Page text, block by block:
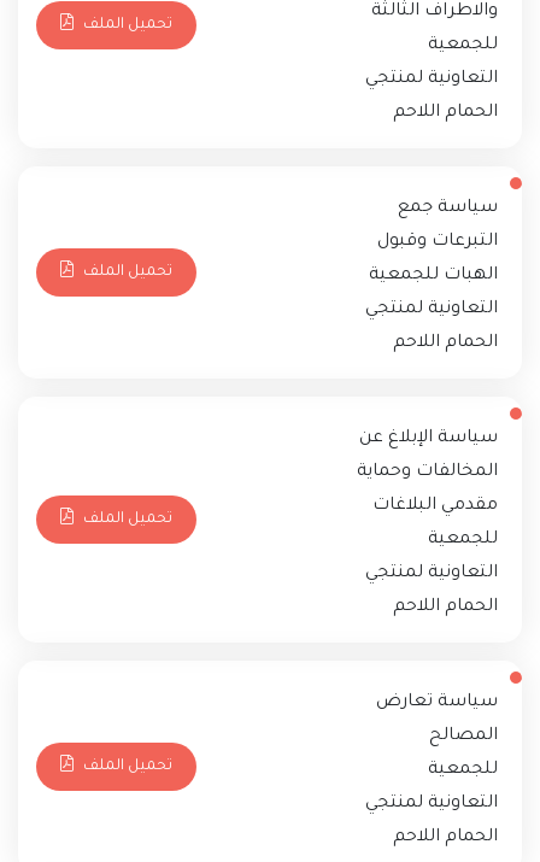
والاطراف الثالثة
للجمعية
التعاونية لمنتجي
الحمام اللاحم
تحميل الملف
سياسة جمع
التبرعات وقبول
الهبات للجمعية
التعاونية لمنتجي
الحمام اللاحم
تحميل الملف
سياسة الإبلاغ عن
المخالفات وحماية
مقدمي البلاغات
للجمعية
التعاونية لمنتجي
الحمام اللاحم
تحميل الملف
سياسة تعارض
المصالح
للجمعية
التعاونية لمنتجي
الحمام اللاحم
تحميل الملف